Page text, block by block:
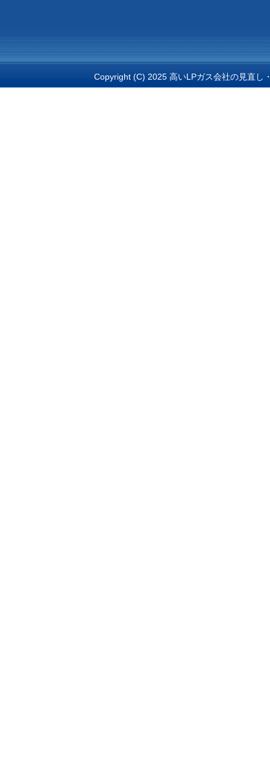
Copyright (C) 2025 高いLPガス会社の見直し